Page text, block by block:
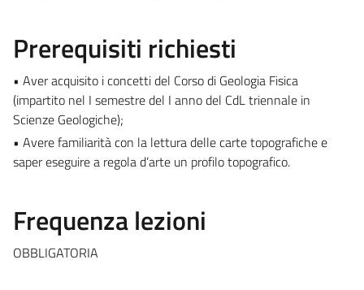
Prerequisiti richiesti
• Aver acquisito i concetti del Corso di Geologia Fisica
(impartito nel I semestre del I anno del CdL triennale in
Scienze Geologiche);
• Avere familiarità con la lettura delle carte topografiche e
saper eseguire a regola d’arte un profilo topografico.
Frequenza lezioni
OBBLIGATORIA